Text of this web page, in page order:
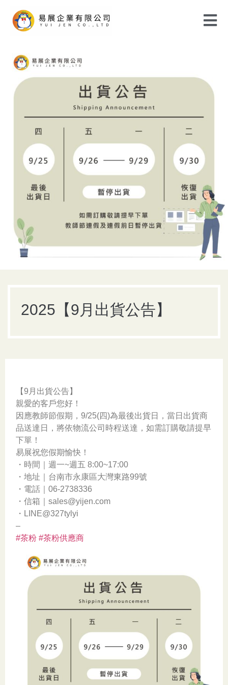
2025【9月出貨公告】
【9月出貨公告】
親愛的客戶您好！
因應教師節假期，9/25(四)為最後出貨日，當日出貨商
品送達日，將依物流公司時程送達，如需訂購敬請提早
下單！
易展祝您假期愉快！
・時間｜週一~週五 8:00~17:00
・地址｜台南市永康區大灣東路99號
・電話｜06-2738336
・信箱｜sales@yijen.com
・LINE@327tylyi
–
#茶粉 #茶粉供應商